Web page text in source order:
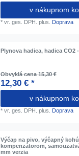
v nákupnom
*vr. ges. DPH. plus. Doprava
Plynova hadica, hadica CO2
Obvyklá cena 15,30 €
12,30 € *
v nákupnom
*vr. ges. DPH. plus. Doprava
Výčap na pivo, výčapný
kompenzátorom,
mm verzia